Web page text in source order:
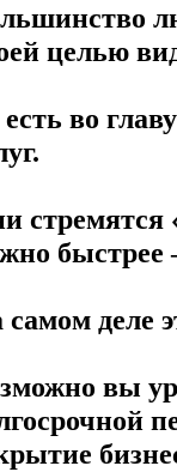
целью
во
стремятся
быстрее
деле
вы